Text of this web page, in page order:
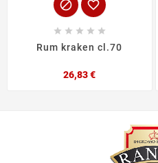
 
    
Rum kraken cl.70
26,83 €Prezzo